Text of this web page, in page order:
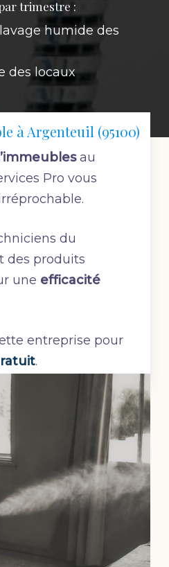
trimestre :
humide des
des locaux
à Argenteuil (95100)
au
Pro vous
du
des produits
une efficacité
entreprise pour
.